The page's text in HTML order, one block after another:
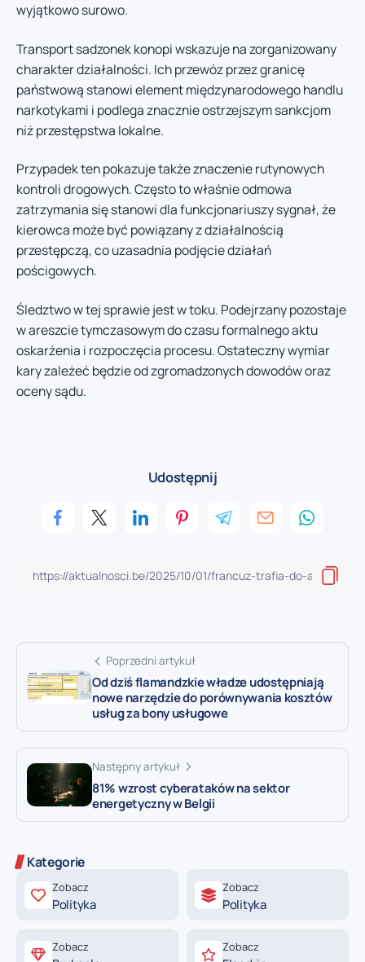
wyjątkowo surowo.
Transport sadzonek konopi wskazuje na zorganizowany
charakter działalności. Ich przewóz przez granicę
państwową stanowi element międzynarodowego handlu
narkotykami i podlega znacznie ostrzejszym sankcjom
niż przestępstwa lokalne.
Przypadek ten pokazuje także znaczenie rutynowych
kontroli drogowych. Często to właśnie odmowa
zatrzymania się stanowi dla funkcjonariuszy sygnał, że
kierowca może być powiązany z działalnością
przestępczą, co uzasadnia podjęcie działań
pościgowych.
Śledztwo w tej sprawie jest w toku. Podejrzany pozostaje
w areszcie tymczasowym do czasu formalnego aktu
oskarżenia i rozpoczęcia procesu. Ostateczny wymiar
kary zależeć będzie od zgromadzonych dowodów oraz
oceny sądu.
Udostępnij
Poprzedni artykuł
Od dziś flamandzkie władze udostępniają
nowe narzędzie do porównywania kosztów
usług za bony usługowe
Następny artykuł
81% wzrost cyberataków na sektor
energetyczny w Belgii
Kategorie
Zobacz
Polityka
Zobacz
Polityka
Zobacz Zobacz